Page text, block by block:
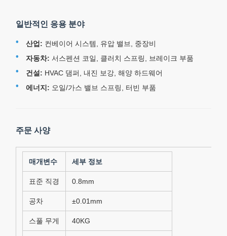
일반적인 응용 분야
산업: 컨베이어 시스템, 유압 밸브, 중장비
자동차: 서스펜션 코일, 클러치 스프링, 브레이크 부품
건설: HVAC 댐퍼, 내진 보강, 해양 하드웨어
에너지: 오일/가스 밸브 스프링, 터빈 부품
주문 사양
매개변수 세부 정보
표준 직경 0.8mm
공차 ±0.01mm
스풀 무게 40KG